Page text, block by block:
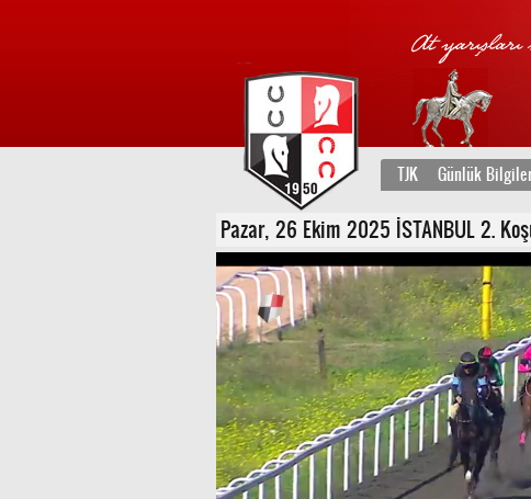
TJK Günlük
Pazar, 26 Ekim 2025 İSTANBUL 2.